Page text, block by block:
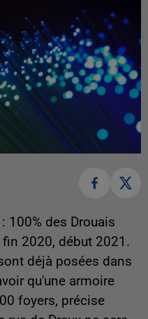
100% des Drouais
2020, début 2021.
déjà posées dans
qu'une armoire
foyers, précise